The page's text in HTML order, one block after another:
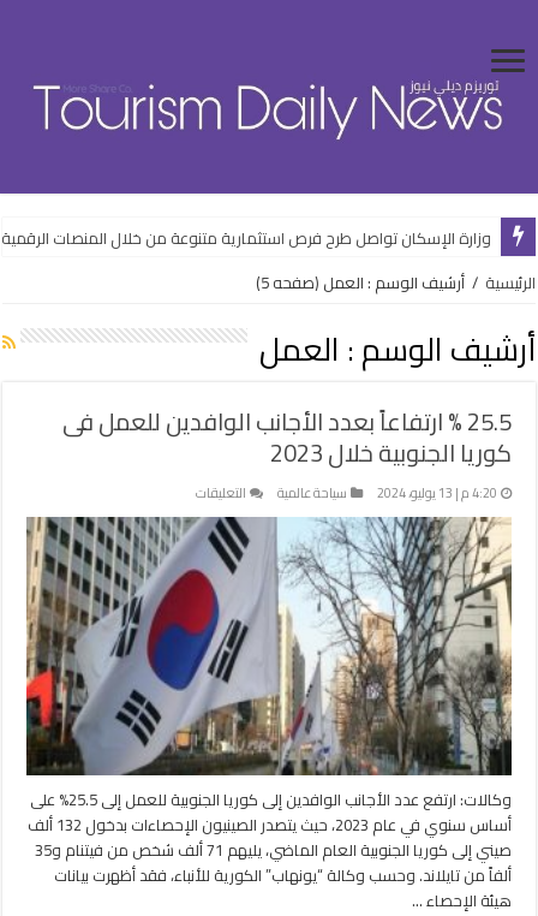
وزارة الإسكان تواصل طرح فرص استثمارية متنوعة من خلال المنصات الرقمية
الرئيسية / أرشيف الوسم : العمل (صفحه 5)
أرشيف الوسم : العمل
25.5 % ارتفاعاً بعدد الأجانب الوافدين للعمل فى
كوريا الجنوبية خلال 2023
4:20 م | 13 يوليو، 2024 سياحة عالمية التعليقات
25.5
%
ارتفاعاً
بعدد
الأجانب
الوافدين
للعمل
فى
كوريا
الجنوبية
خلال
2023
مغلقة
وكالات: ارتفع عدد الأجانب الوافدين إلى كوريا الجنوبية للعمل إلى 25.5% على
أساس سنوي في عام 2023، حيث يتصدر الصينيون الإحصاءات بدخول 132 ألف
صيني إلى كوريا الجنوبية العام الماضي، يليهم 71 ألف شخص من فيتنام و35
ألفاً من تايلاند. وحسب وكالة “يونهاب” الكورية للأنباء، فقد أظهرت بيانات
هيئة الإحصاء …